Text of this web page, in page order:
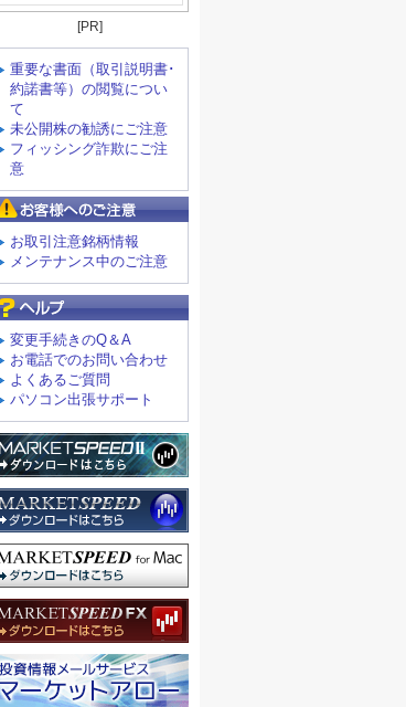
[PR]
重要な書面（取引説明書･
約諾書等）の閲覧につい
て
未公開株の勧誘にご注意
フィッシング詐欺にご注
意
お取引注意銘柄情報
メンテナンス中のご注意
変更手続きのQ＆A
お電話でのお問い合わせ
よくあるご質問
パソコン出張サポート